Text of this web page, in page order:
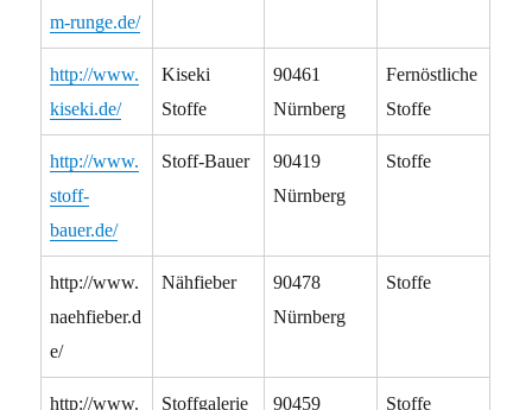
m-runge.de/
http://www.
kiseki.de/
Kiseki
Stoffe
90461
Nürnberg
Fernöstliche
Stoffe
http://www.
stoff-
bauer.de/
Stoff-Bauer
90419
Nürnberg
Stoffe
http://www.
naehfieber.d
e/
Nähfieber
90478
Nürnberg
Stoffe
http://www.
Stoffgalerie
90459
Stoffe